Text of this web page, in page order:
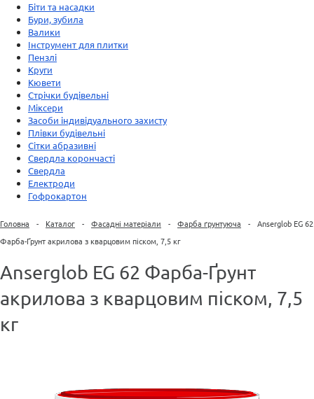
Біти та насадки
Бури, зубила
Валики
Інструмент для плитки
Пензлі
Круги
Кювети
Стрічки будівельні
Міксери
Засоби індивідуального захисту
Плівки будівельні
Сітки абразивні
Свердла корончасті
Свердла
Електроди
Гофрокартон
Головна - Каталог - Фасадні матеріали - Фарба ґрунтуюча -
Anserglob EG 62
Фарба-Ґрунт акрилова з кварцовим піском, 7,5 кг
Anserglob EG 62 Фарба-Ґрунт
акрилова з кварцовим піском, 7,5
кг